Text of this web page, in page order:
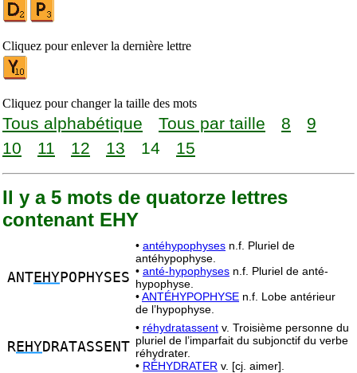
Cliquez pour enlever la dernière lettre
Cliquez pour changer la taille des mots
Tous alphabétique Tous par taille 8
9
10
11 12 13 14 15
Il y a 5 mots de quatorze lettres
contenant EHY
ANTEHYPOPHYSES
• antéhypophyses n.f. Pluriel de
antéhypophyse.
• anté-hypophyses n.f. Pluriel de anté-
hypophyse.
•ANTÉHYPOPHYSE n.f. Lobe antérieur
de l’hypophyse.
REHYDRATASSENT
• réhydratassent v. Troisième personne du
pluriel de l’imparfait du subjonctif du verbe
réhydrater.
• RÉHYDRATER v. [cj. aimer].